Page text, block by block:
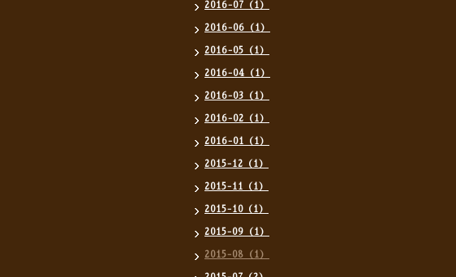
2016-07（1）
2016-06（1）
2016-05（1）
2016-04（1）
2016-03（1）
2016-02（1）
2016-01（1）
2015-12（1）
2015-11（1）
2015-10（1）
2015-09（1）
2015-08（1）